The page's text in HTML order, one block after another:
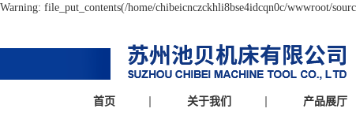
Warning: file_put_contents(/home/chibeicnczckhli8bse4idcqn0c/wwwroot/
首页 关于我们 产品展厅